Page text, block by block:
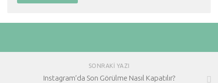
SONRAKI YAZI
Instagram’da Son Görülme Nasıl Kapatılır?